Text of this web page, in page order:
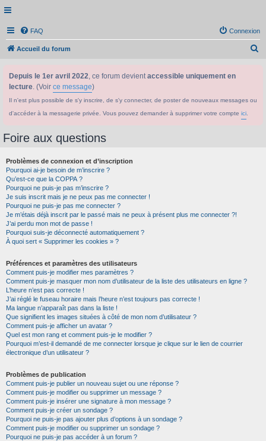
FAQ Connexion
Accueil du forum
Depuis le 1er avril 2022, ce forum devientaccessible uniquement en
lecture. (Voir ce message)
Il n'est plus possible de s'y inscrire, de s'y connecter, de poster de nouveaux messages ou
d'accéder à la messagerie privée. Vous pouvez demander à supprimer votre compte ici
Foire aux questions
Problèmes de connexion et d’inscription
Pourquoi ai-je besoin de m’inscrire ?
Qu’est-ce que la COPPA ?
Pourquoi ne puis-je pas m’inscrire ?
Je suis inscrit mais je ne peux pas me connecter !
Pourquoi ne puis-je pas me connecter ?
Je m’étais déjà inscrit par le passé mais ne peux à présent plus me connecter ?!
J’ai perdu mon mot de passe !
Pourquoi suis-je déconnecté automatiquement ?
À quoi sert « Supprimer les cookies » ?
Préférences et paramètres des utilisateurs
Comment puis-je modifier mes paramètres ?
Comment puis-je masquer mon nom d’utilisateur de la liste des utilisateurs en ligne ?
L’heure n’est pas correcte !
J’ai réglé le fuseau horaire mais l’heure n’est toujours pas correcte !
Ma langue n’apparaît pas dans la liste !
Que signifient les images situées à côté de mon nom d’utilisateur ?
Comment puis-je afficher un avatar ?
Quel est mon rang et comment puis-je le modifier ?
Pourquoi m’est-il demandé de me connecter lorsque je clique sur le lien de courrier
électronique d’un utilisateur ?
Problèmes de publication
Comment puis-je publier un nouveau sujet ou une réponse ?
Comment puis-je modifier ou supprimer un message ?
Comment puis-je insérer une signature à mon message ?
Comment puis-je créer un sondage ?
Pourquoi ne puis-je pas ajouter plus d’options à un sondage ?
Comment puis-je modifier ou supprimer un sondage ?
Pourquoi ne puis-je pas accéder à un forum ?